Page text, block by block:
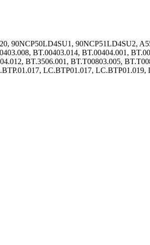
90NCP50LD4SU1,
BT.00403.014, BT.00404.001,
BT.3506.001, BT.T00803.005,
LC.BTP01.017,